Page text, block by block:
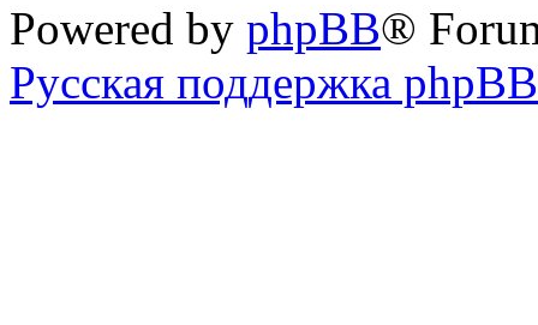
Powered by phpBB®
Русская поддержка phpBB